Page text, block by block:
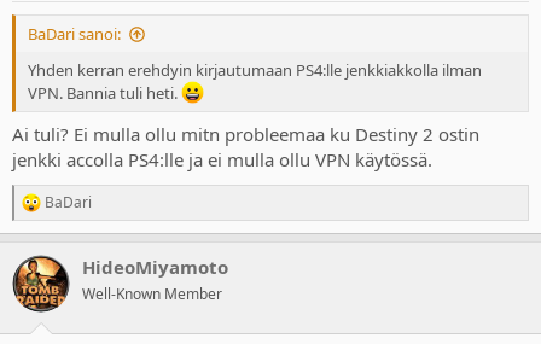
BaDari sanoi:
Yhden kerran erehdyin kirjautumaan PS4:lle jenkkiakkolla ilman
VPN. Bannia tuli heti.
Ai tuli? Ei mulla ollu mitn probleemaa ku Destiny 2 ostin
jenkki accolla PS4:lle ja ei mulla ollu VPN käytössä.
R
e
c
t
i
BaDari
HideoMiyamoto
Well-Known Member